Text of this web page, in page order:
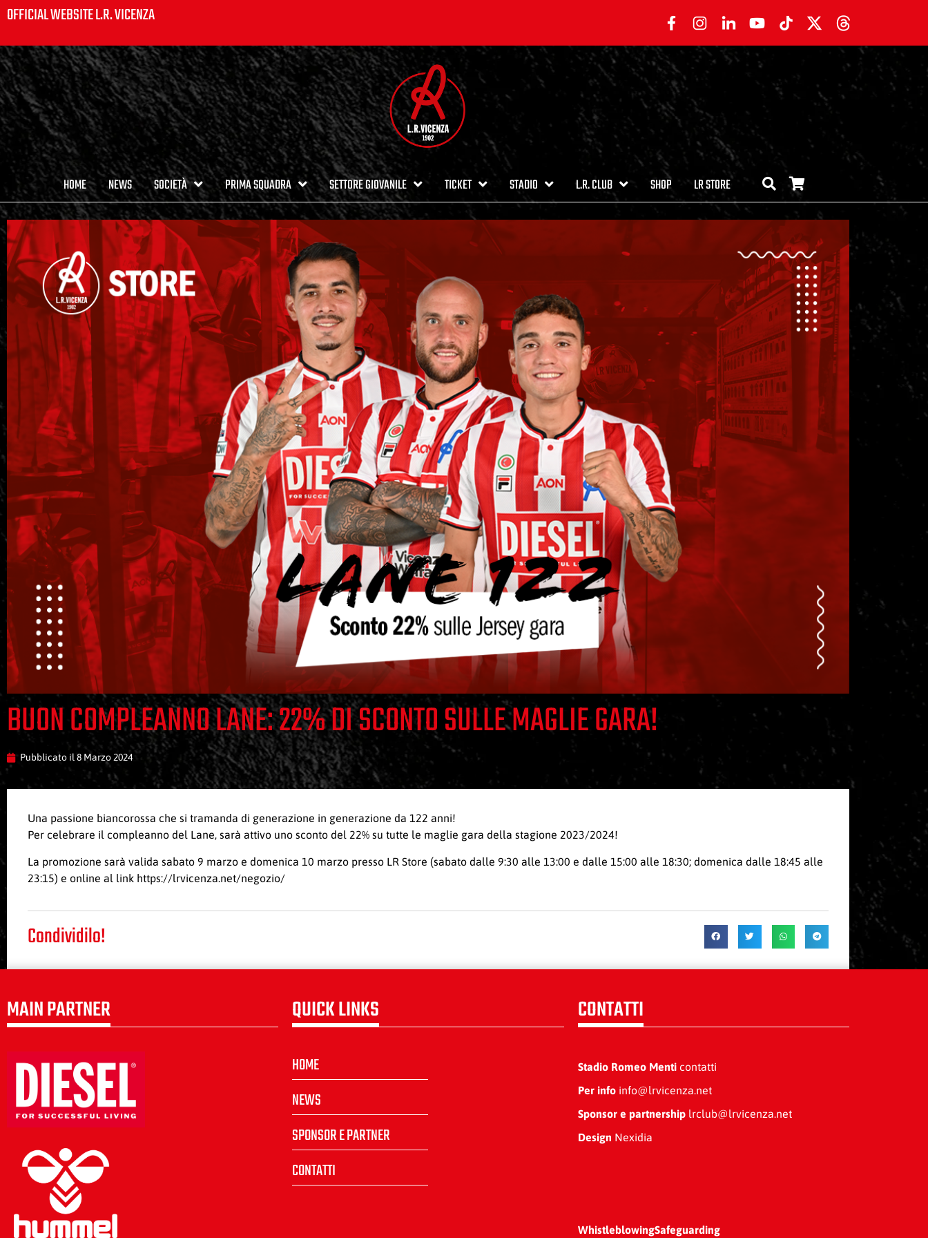
OFFICIAL WEBSITE L.R. VICENZA
HOME NEWS SOCIETÀ PRIMA SQUADRA SETTORE GIOVANILE TICKET STADIO L.R. CLUB SHOP LR STORE
BUON COMPLEANNO LANE: 22% DI SCONTO SULLE MAGLIE GARA!
Pubblicato il8 Marzo 2024
Una passione biancorossa che si tramanda di generazione in generazione da 122 anni!
Per celebrare il compleanno del Lane, sarà attivo uno sconto del 22% su tutte le maglie gara della stagione 2023/2024!
La promozione sarà valida sabato 9 marzo e domenica 10 marzo presso LR Store (sabato dalle 9:30 alle 13:00 e dalle 15:00 alle 18:30; domenica dalle 18:45 alle
23:15) e online al link https://lrvicenza.net/negozio/
Condividilo!
MAIN PARTNER QUICK LINKS
HOME
NEWS
SPONSOR E PARTNER
CONTATTI
CONTATTI
Stadio Romeo Menticontatti
Per infoinfo@lrvicenza.net
Sponsor e partnershiplrclub@lrvicenza.net
Design Nexidia
WhistleblowingSafeguarding